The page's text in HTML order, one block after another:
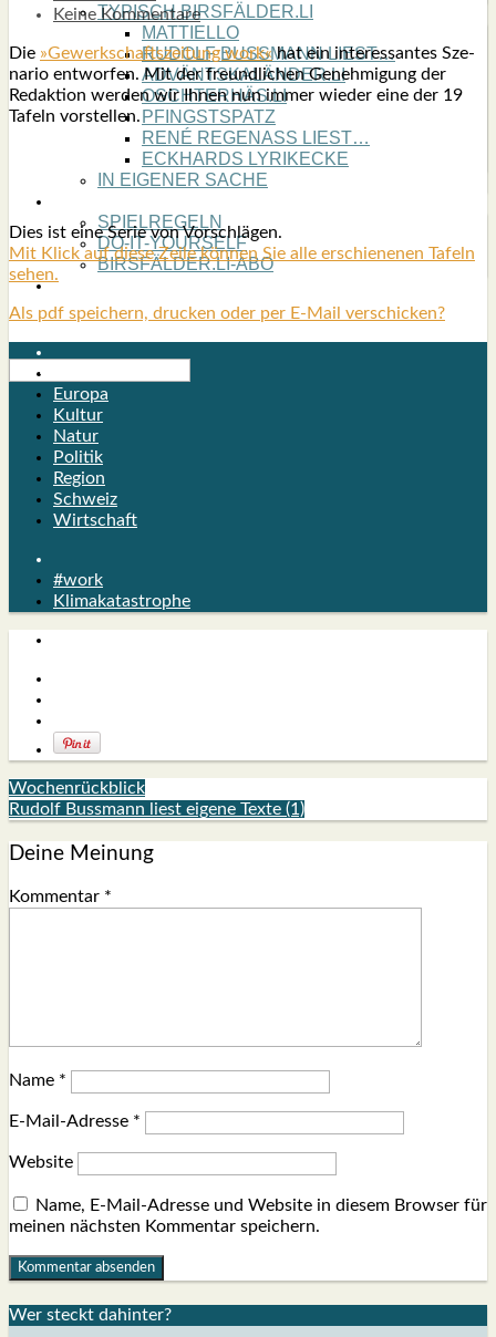
TYPISCH BIRSFÄLDER.LI
MATTIELLO
RUDOLF BUSS­MANN LIEST…
ADVÄNTSKALÄNDER.LI
OSCHTERHÄS.LI
PFINGST­SPATZ
RENÉ REGEN­ASS LIEST…
ECK­HARDS LYRIK­ECKE
IN EIGE­NER SACHE
SPIEL­RE­GELN
DO-IT-YOUR­S­ELF
BIRSFÄLDER.LI-ABO
SHOUT­BOX
Keine Kommentare
Die »Gewerk­schafts­zei­tung work«hat ein inter­es­san­tes Sze­
na­rio ent­wor­fen. Mit der freund­li­chen Geneh­mi­gung der
Redak­ti­on wer­den wir Ihnen nun immer wie­der eine der 19
Tafeln vor­stel­len.
Dies ist eine Serie von Vor­schlä­gen.
Mit Klick auf die­se Zei­le kön­nen Sie alle erschie­ne­nen Tafeln
sehen.
Als pdf speichern, drucken oder per E-Mail verschicken?
Europa
Kultur
Natur
Politik
Region
Schweiz
Wirtschaft
#work
Klimakatastrophe
Wochenrückblick
Rudolf Bussmann liest eigene Texte (1)
Deine Meinung
Kommentar *
Name *
E-Mail-Adresse *
Website
Name, E-Mail-Adresse und Website in diesem Browser für
meinen nächsten Kommentar speichern.
Wer steckt dahin­ter?